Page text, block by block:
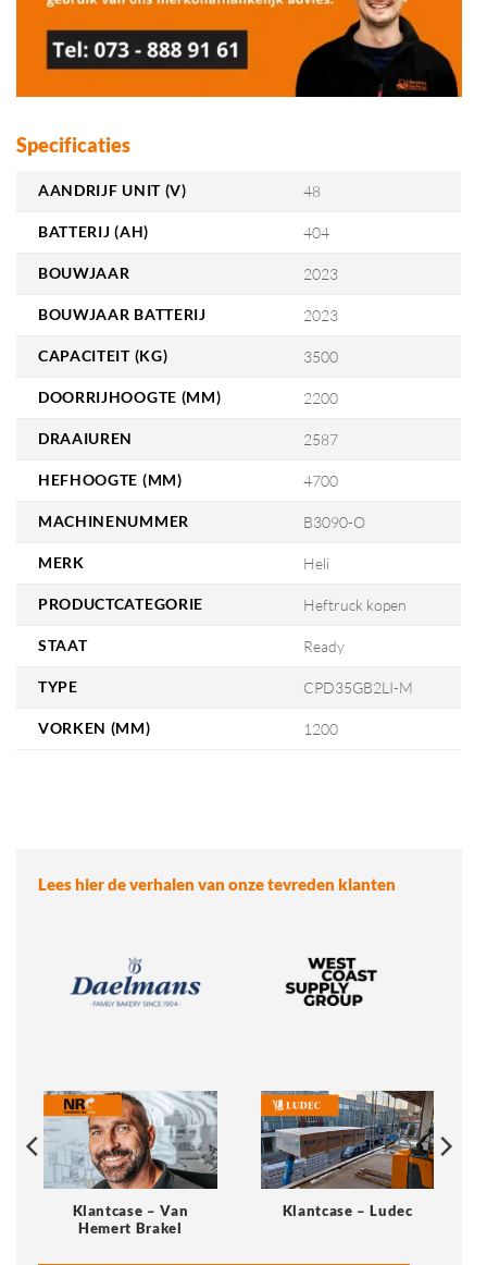
Specificaties
AANDRIJF UNIT (V) 48
BATTERIJ (AH) 404
BOUWJAAR 2023
BOUWJAAR BATTERIJ 2023
CAPACITEIT (KG) 3500
DOORRIJHOOGTE (MM) 2200
DRAAIUREN 2587
HEFHOOGTE (MM) 4700
MACHINENUMMER B3090-O
MERK Heli
PRODUCTCATEGORIE Heftruck kopen
STAAT Ready
TYPE CPD35GB2LI-M
VORKEN (MM) 1200
Lees hier de verhalen van onze tevreden klanten
Klantcase – Van
Hemert Brakel
Klantcase – Ludec